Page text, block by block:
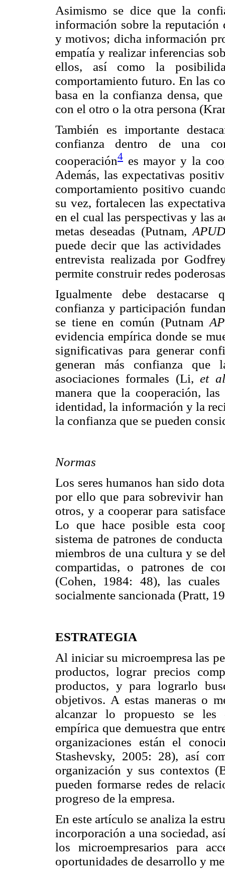
Asimismo se dice que la
información sobre la reputación
y motivos; dicha información
empatía y realizar inferencias
ellos, así como la
comportamiento futuro. En las
basa en la confianza densa,
con el otro o la otra persona
También es importante
confianza dentro de una
cooperación4 es mayor y la
Además, las expectativas
comportamiento positivo
su vez, fortalecen las
en el cual las perspectivas y las
metas deseadas (Putnam,
puede decir que las
entrevista realizada por
permite construir redes
Igualmente debe destacarse
confianza y participación
se tiene en común (Putnam
evidencia empírica donde se
significativas para generar
generan más confianza
asociaciones formales (Li,et
manera que la cooperación,
identidad, la información y la
la confianza que se pueden
Normas
Los seres humanos han sido
por ello que para sobrevivir
otros, y a cooperar para
Lo que hace posible esta
sistema de patrones de
miembros de una cultura y se
compartidas, o patrones de
(Cohen, 1984: 48), las
socialmente sancionada (Pratt,
ESTRATEGIA
Al iniciar su microempresa las
productos, lograr precios
productos, y para lograrlo
objetivos. A estas maneras o
alcanzar lo propuesto se les
empírica que demuestra que
organizaciones están el
Stashevsky, 2005: 28), así
organización y sus contextos
pueden formarse redes de
progreso de la empresa.
En este artículo se analiza la
incorporación a una sociedad,
los microempresarios para
oportunidades de desarrollo y